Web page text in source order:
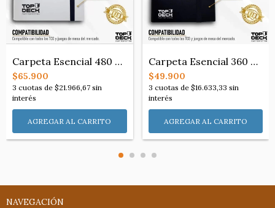
Carpeta Esencial 480 color Blanco
$65.900
3 cuotas de $21.966,67 sin
interés
Carpeta Esencial 360 Color Negro
$49.900
3 cuotas de $16.633,33 sin
interés
NAVEGACIÓN